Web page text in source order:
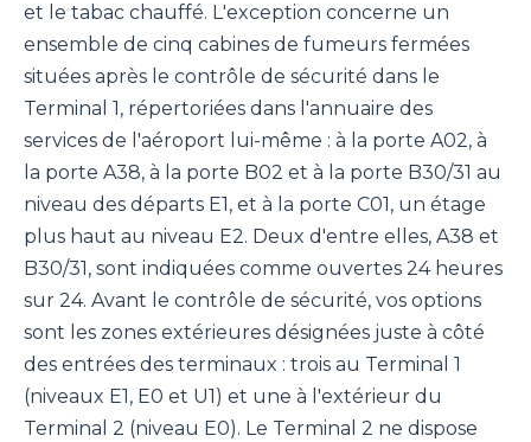
et le tabac chauffé. L'exception concerne un
ensemble de cinq cabines de fumeurs fermées
situées après le contrôle de sécurité dans le
Terminal 1, répertoriées dans l'annuaire des
services de l'aéroport lui-même : à la porte A02, à
la porte A38, à la porte B02 et à la porte B30/31 au
niveau des départs E1, et à la porte C01, un étage
plus haut au niveau E2. Deux d'entre elles, A38 et
B30/31, sont indiquées comme ouvertes 24 heures
sur 24. Avant le contrôle de sécurité, vos options
sont les zones extérieures désignées juste à côté
des entrées des terminaux : trois au Terminal 1
(niveaux E1, E0 et U1) et une à l'extérieur du
Terminal 2 (niveau E0). Le Terminal 2 ne dispose